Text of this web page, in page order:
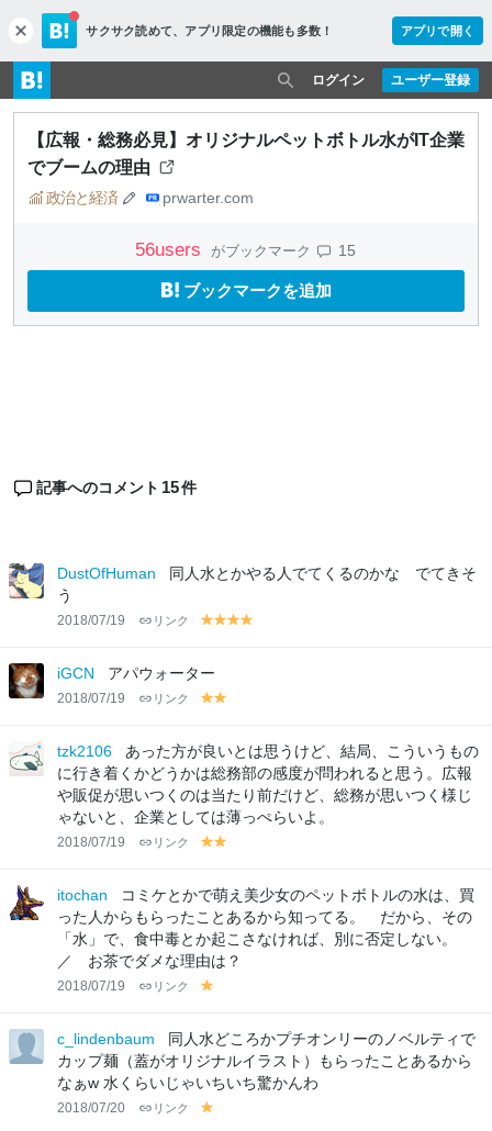
c
l
o
s
e
サクサク読めて、 アプリ限定の機能も多数！ アプリで開く
ユーザー登録
ログイン
【広報・総務必見】オリジナルペットボトル水がIT企業
でブームの理由
政治と経済 prwarter.com
56users がブックマーク 15
ブックマークを追加
記事へのコメント 15件
DustOfHuman
同人水とかやる人でてくるのかな でてきそ
う
2018/07/19 リンク
y
w
y
w
y
iGCN アパウォーター
2018/07/19 リンク
y
lo
w
lo
w
tzk2106
あった方が良いとは思うけど、結局、こういうもの
に行き着くかどうかは総務部の感度が問われると思う。広報
や販促が思いつくのは当たり前だけど、総務が思いつく様じ
ゃないと、企業としては薄っぺらいよ。
2018/07/19 リンク
y
lo
w
lo
w
itochan
コミケとかで萌え美少女のペットボトルの水は、買
った人からもらったことあるから知ってる。 だから、その
「水」で、食中毒とか起こさなければ、別に否定しない。
／ お茶でダメな理由は？
2018/07/19 リンク
lo
w
c_lindenbaum
同人水どころかプチオンリーのノベルティで
カップ麺（蓋がオリジナルイラスト）もらったことあるから
なぁw 水くらいじゃいちいち驚かんわ
2018/07/20 リンク